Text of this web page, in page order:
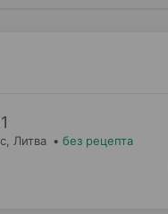
1
, Литва • без рецепта